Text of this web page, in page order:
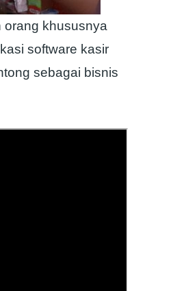
orang khususnya
software kasir
sebagai bisnis